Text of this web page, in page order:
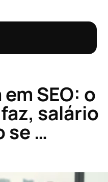
SEO: o
salário
se …